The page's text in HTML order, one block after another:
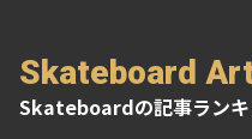
Skateboard
Skateboardの記事ラン